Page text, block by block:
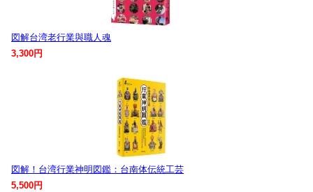
図解台湾老行業與職人魂
3,300円
図解！台湾行業神明図鑑：台南体伝統工芸
5,500円